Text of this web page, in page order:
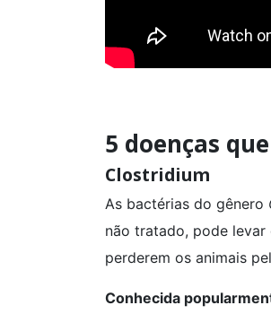
5 doenças
Clostridium
As bactérias do gênero
não tratado, pode levar
perderem os animais
Conhecida